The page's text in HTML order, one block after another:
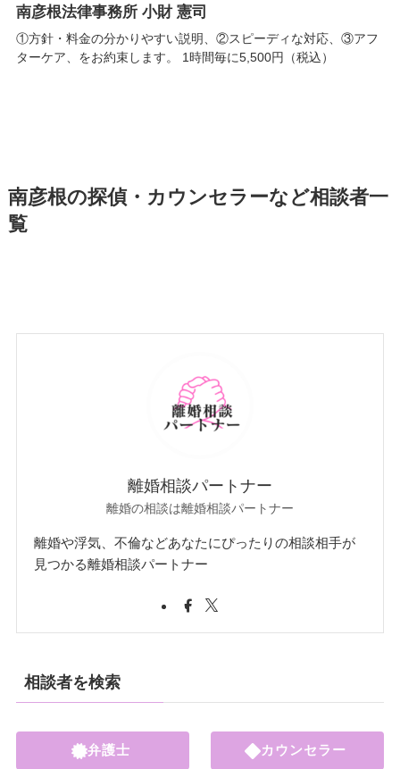
南彦根法律事務所 小財 憲司
①方針・料金の分かりやすい説明、②スピーディな対応、③アフ
ターケア、をお約束します。 1時間毎に5,500円（税込）
南彦根の探偵・カウンセラーなど相談者一
覧
離婚相談パートナー
離婚の相談は離婚相談パートナー
離婚や浮気、不倫などあなたにぴったりの相談相手が
見つかる離婚相談パートナー
相談者を検索
弁護士 カウンセラー